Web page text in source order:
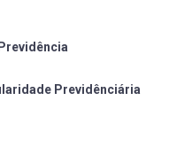
Previdênciária